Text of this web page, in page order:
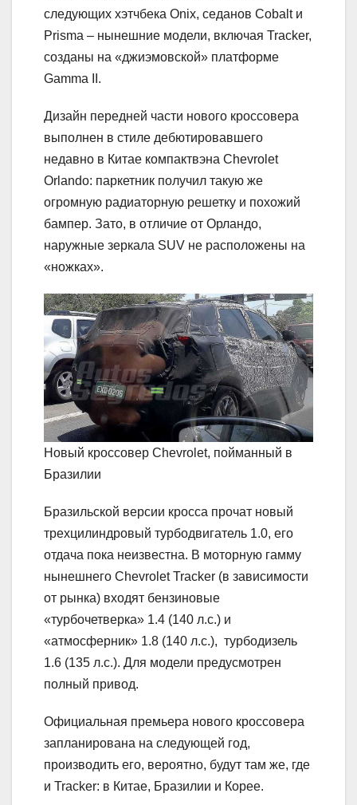
следующих хэтчбека Onix, седанов Cobalt и
Prisma – нынешние модели, включая Tracker,
созданы на «джиэмовской» платформе
Gamma II.
Дизайн передней части нового кроссовера
выполнен в стиле дебютировавшего
недавно в Китае компактвэна Chevrolet
Orlando: паркетник получил такую же
огромную радиаторную решетку и похожий
бампер. Зато, в отличие от Орландо,
наружные зеркала SUV не расположены на
«ножках».
Новый кроссовер Chevrolet, пойманный в
Бразилии
Бразильской версии кросса прочат новый
трехцилиндровый турбодвигатель 1.0, его
отдача пока неизвестна. В моторную гамму
нынешнего Chevrolet Tracker (в зависимости
от рынка) входят бензиновые
«турбочетверка» 1.4 (140 л.с.) и
«атмосферник» 1.8 (140 л.с.), турбодизель
1.6 (135 л.с.). Для модели предусмотрен
полный привод.
Официальная премьера нового кроссовера
запланирована на следующей год,
производить его, вероятно, будут там же, где
и Tracker: в Китае, Бразилии и Корее.